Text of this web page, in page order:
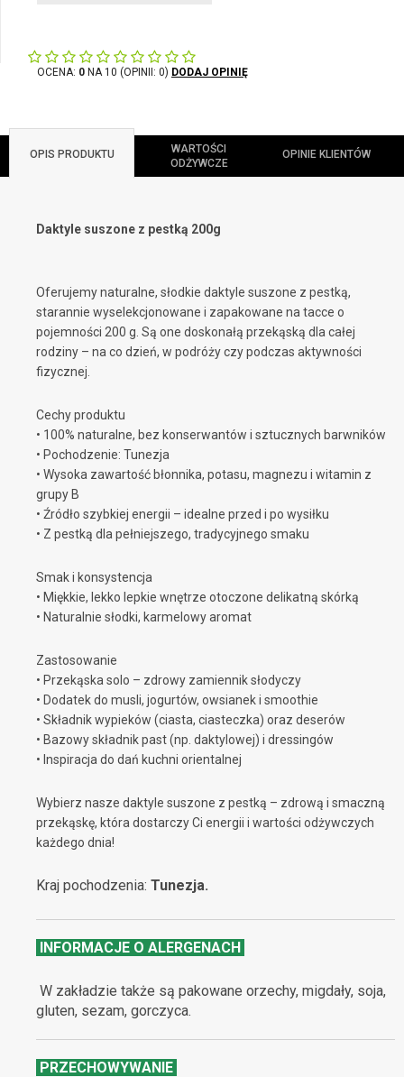
OCENA: 0 NA 10 (OPINII: 0) DODAJ OPINIĘ
OPIS PRODUKTU
WARTOŚCI
ODŻYWCZE
OPINIE KLIENTÓW
Daktyle suszone z pestką 200g
Oferujemy naturalne, słodkie daktyle suszone z pestką,
starannie wyselekcjonowane i zapakowane na tacce o
pojemności 200 g. Są one doskonałą przekąską dla całej
rodziny – na co dzień, w podróży czy podczas aktywności
fizycznej.
Cechy produktu
• 100% naturalne, bez konserwantów i sztucznych barwników
• Pochodzenie: Tunezja
• Wysoka zawartość błonnika, potasu, magnezu i witamin z
grupy B
• Źródło szybkiej energii – idealne przed i po wysiłku
• Z pestką dla pełniejszego, tradycyjnego smaku
Smak i konsystencja
• Miękkie, lekko lepkie wnętrze otoczone delikatną skórką
• Naturalnie słodki, karmelowy aromat
Zastosowanie
• Przekąska solo – zdrowy zamiennik słodyczy
• Dodatek do musli, jogurtów, owsianek i smoothie
• Składnik wypieków (ciasta, ciasteczka) oraz deserów
• Bazowy składnik past (np. daktylowej) i dressingów
• Inspiracja do dań kuchni orientalnej
Wybierz nasze daktyle suszone z pestką – zdrową i smaczną
przekąskę, która dostarczy Ci energii i wartości odżywczych
każdego dnia!
Kraj pochodzenia: Tunezja.
INFORMACJE O ALERGENACH
W zakładzie także są pakowane orzechy, migdały, soja,
gluten, sezam, gorczyca.
PRZECHOWYWANIE